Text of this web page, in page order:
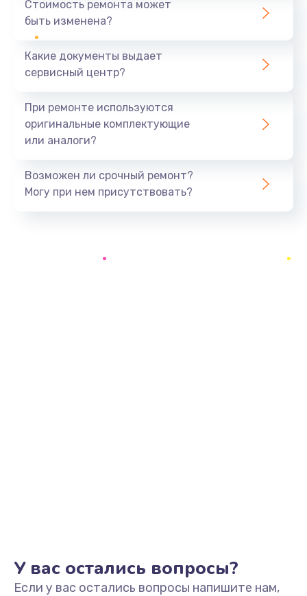
3900 руб.
Настройка Wi-Fi
Заказать
Ремонт петель крышки
Заказать
Заказать
Стоимость ремонта может
быть изменена?
Какие документы выдает
сервисный центр?
При ремонте используются
оригинальные комплектующие
или аналоги?
Возможен ли срочный ремонт?
Могу при нем присутствовать?
У вас остались вопросы?
Если у вас остались вопросы напишите нам,